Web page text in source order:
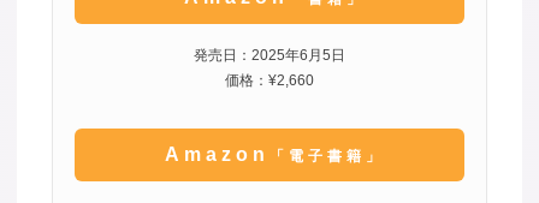
発売日：2025年6月5日
価格：¥2,660
Amazon 「電子書籍」